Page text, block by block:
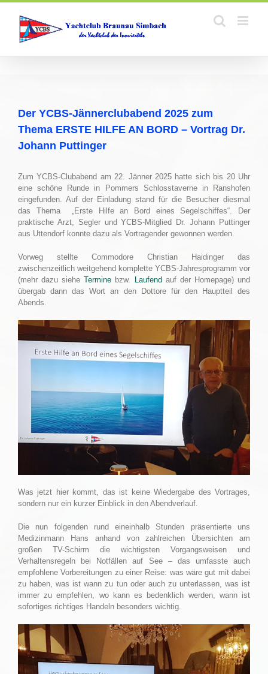
Zum
springen
Der YCBS-Jännerclubabend 2025 zum
Thema ERSTE HILFE AN BORD – Vortrag Dr.
Johann Puttinger
Zum YCBS-Clubabend am 22. Jänner 2025 hatte sich bis 20 Uhr
eine schöne Runde in Pommers Schlosstaverne in Ranshofen
eingefunden. Auf der Einladung stand für die Besucher diesmal
das Thema „Erste Hilfe an Bord eines Segelschiffes“. Der
praktische Arzt, Segler und YCBS-Mitglied Dr. Johann Puttinger
aus Uttendorf konnte dazu als Vortragender gewonnen werden.
Vorweg stellte Commodore Christian Haidinger das
zwischenzeitlich weitgehend komplette YCBS-Jahresprogramm vor
(mehr dazu sieheTermine bzw. Laufendauf der Homepage) und
übergab dann das Wort an den Dottore für den Hauptteil des
Abends.
Was jetzt hier kommt, das ist keine Wiedergabe des Vortrages,
sondern nur ein kurzer Einblick in den Abendverlauf.
Die nun folgenden rund eineinhalb Stunden präsentierte uns
Medizinmann Hans anhand von zahlreichen Übersichten am
großen TV-Schirm die wichtigsten Vorgangsweisen und
Verhaltensregeln bei Notfällen auf See – das umfasste auch
empfohlene Vorbereitungen zu einer Reise: was wäre gut mit dabei
zu haben, was ist wann zu tun oder auch zu unterlassen, was ist
immer zu empfehlen, wo kann es bedenklich werden, wann ist
sofortiges richtiges Handeln besonders wichtig.